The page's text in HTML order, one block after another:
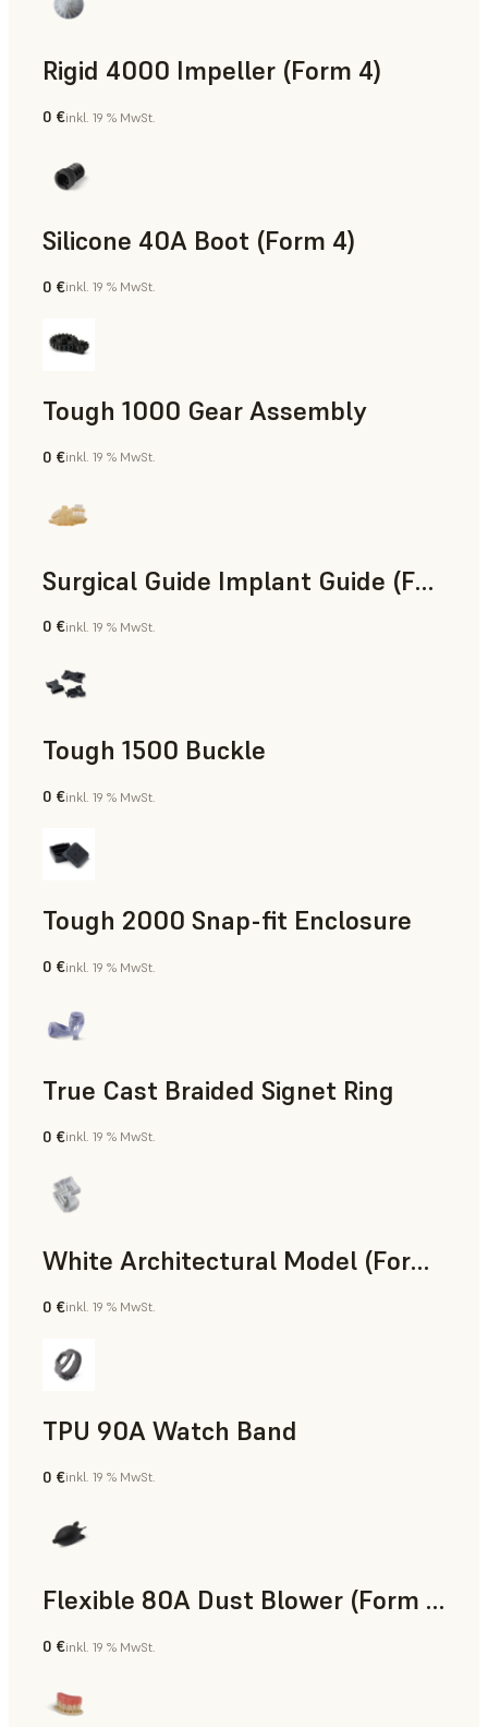
Rigid 4000 Impeller (Form 4)
Technik
0 €inkl. 19 % MwSt.
Silicone 40A Boot (Form 4)
Technik
0 €inkl. 19 % MwSt.
Tough 1000 Gear Assembly
Technik
0 €inkl. 19 % MwSt.
Surgical Guide Implant Guide (Form 4)
Zahnmedizin
0 €inkl. 19 % MwSt.
Tough 1500 Buckle
Technik
0 €inkl. 19 % MwSt.
Tough 2000 Snap-fit Enclosure
Technik
0 €inkl. 19 % MwSt.
True Cast Braided Signet Ring
Schmuck
0 €inkl. 19 % MwSt.
White Architectural Model (Form 4)
Standard
0 €inkl. 19 % MwSt.
TPU 90A Watch Band
SLS-Pulver
0 €inkl. 19 % MwSt.
Flexible 80A Dust Blower (Form 4)
0 €inkl. 19 % MwSt.